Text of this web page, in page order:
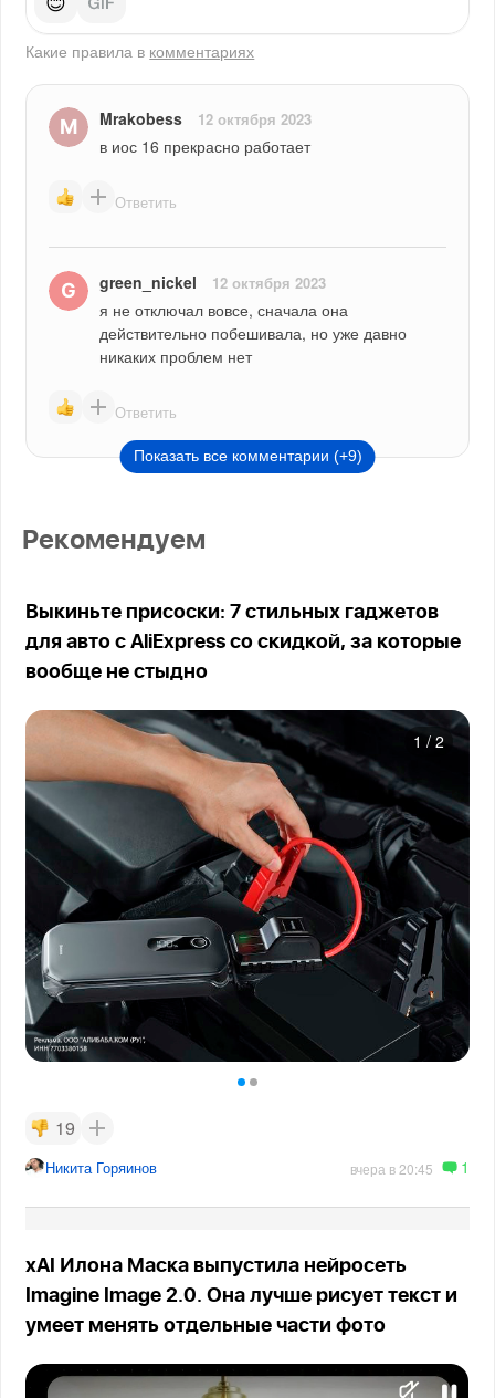
Какие правила в комментариях
Mrakobess 12 октября 2023
в иос 16 прекрасно работает
Ответить
green_nickel 12 октября 2023
я не отключал вовсе, сначала она
действительно побешивала, но уже давно
никаких проблем нет
Ответить
Показать все комментарии (+9)
Рекомендуем
Выкиньте присоски: 7 стильных гаджетов
для авто с AliExpress со скидкой, за которые
вообще не стыдно
1 / 2
19
Никита Горяинов вчера в 20:45 1
xAI Илона Маска выпустила нейросеть
Imagine Image 2.0. Она лучше рисует текст и
умеет менять отдельные части фото